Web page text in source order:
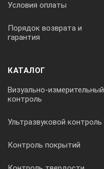
Условия оплаты
Порядок возврата и
гарантия
КАТАЛОГ
Визуально-измерительный
контроль
Ультразвуковой контроль
Контроль покрытий